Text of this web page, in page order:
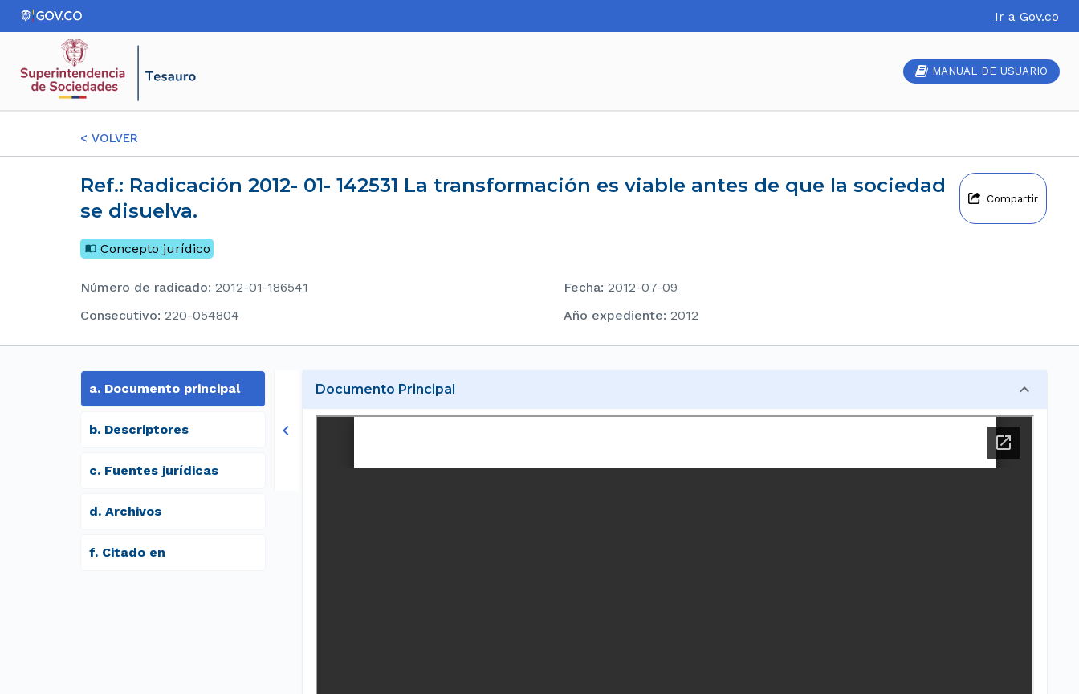
Ir a Gov.co
MANUAL DE USUARIO
< VOLVER
Ref.: Radicación 2012- 01- 142531 La transformación es viable antes de que la sociedad
se disuelva.
Compartir
Concepto jurídico
Número de radicado: 2012-01-186541 Fecha: 2012-07-09
consecutivo: 220-054804 Año expediente: 2012
a. Documento principal
b. Descriptores
c. Fuentes jurídicas
d. archivos
f. Citado en
Documento Principal